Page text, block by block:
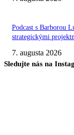
Podcast s Barborou
strategickými
7. augusta 2026
Sledujte nás na